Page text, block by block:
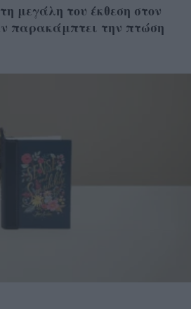
μεγάλη του έκθεση στον
παρακάμπτει την πτώση